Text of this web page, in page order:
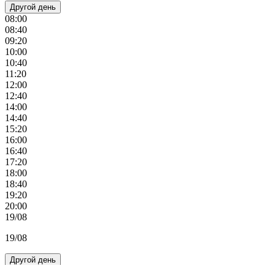
Другой день
08:00
08:40
09:20
10:00
10:40
11:20
12:00
12:40
14:00
14:40
15:20
16:00
16:40
17:20
18:00
18:40
19:20
20:00
19/08
19/08
Другой день